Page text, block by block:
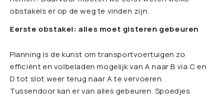
obstakels er op de weg te vinden zijn.
Eerste obstakel: alles moet gisteren gebeuren
Planning is de kunst om transportvoertuigen zo
efficiënt en volbeladen mogelijk van A naar B via C en
D tot slot weer terug naar A te vervoeren.
Tussendoor kan er van alles gebeuren. Spoedjes